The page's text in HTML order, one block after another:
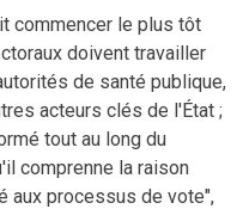
commencer le plus tôt
doivent travailler
de santé publique,
acteurs clés de l'État ;
tout au long du
comprenne la raison
aux processus de vote",